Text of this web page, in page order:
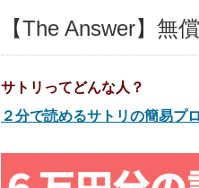
【The Answer】無
サトリってどんな人？
２分で読めるサトリの簡易プ